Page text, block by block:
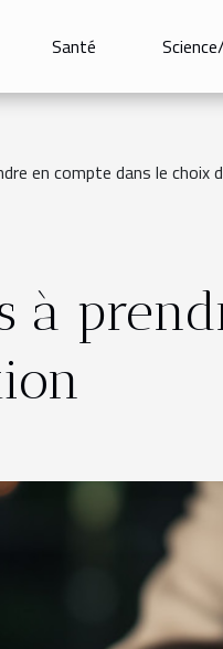
Santé
en compte dans le choix
à